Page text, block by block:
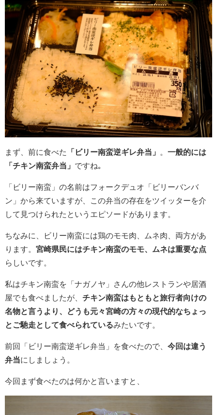
まず、前に食べた 「ビリー南蛮逆ギレ弁当」
一般的には
「チキン南蛮弁当」 ですね｡
「ビリー南蛮」の名前はフォークデュオ「ビリーバンバ
ン」から来ていますが、この弁当の存在をツイッターを介
して見つけられたというエピソードがあります。
ちなみに、ビリー南蛮には鶏のモモ肉、ムネ肉、両方があ
ります。 宮崎県民にはチキン南蛮のモモ、ムネは重要な点
らしいです。
私はチキン南蛮を「ナガノヤ」さんの他レストランや居酒
屋でも食べましたが、 チキン南蛮はもともと旅行者向けの
名物と言うより、どうも元々宮崎の方々の現代的なちょっ
とご馳走として食べられているみたいです。
前回「ビリー南蛮逆ギレ弁当」を食べたので、 今回は違う
弁当にしましょう。
今回まず食べたのは何かと言いますと、